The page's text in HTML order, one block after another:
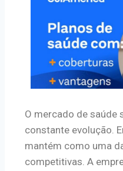
O mercado de saúde
constante evolução.
mantém como uma
competitivas. A